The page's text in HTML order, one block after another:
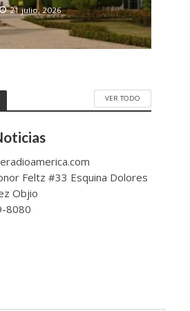
21 julio, 2026
VER TODO
Feltz #33 Esquina Dolores
Objio
8080